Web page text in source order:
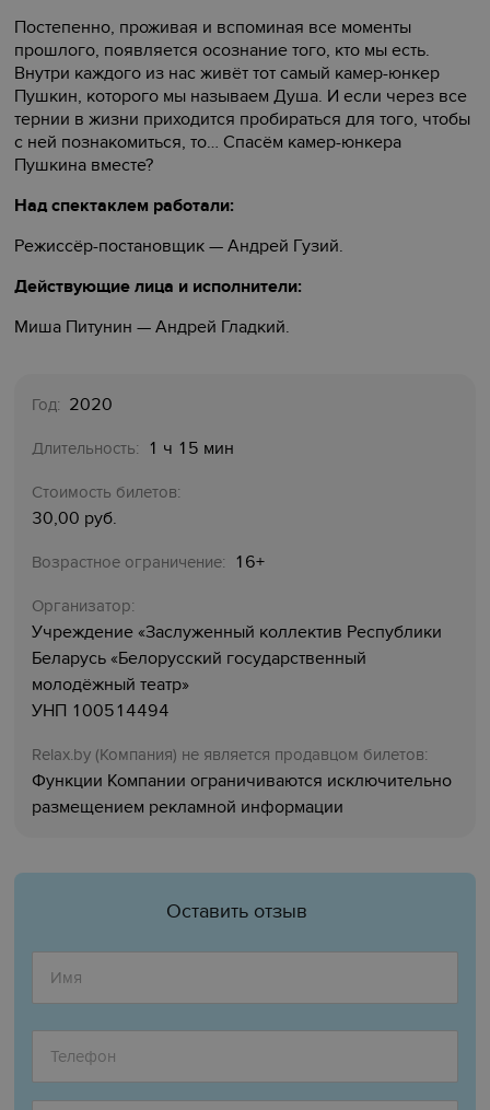
Постепенно, проживая и вспоминая все моменты
прошлого, появляется осознание того, кто мы есть.
Внутри каждого из нас живёт тот самый камер-юнкер
Пушкин, которого мы называем Душа. И если через все
тернии в жизни приходится пробираться для того, чтобы
с ней познакомиться, то… Спасём камер-юнкера
Пушкина вместе?
Над спектаклем работали:
Режиссёр-постановщик — Андрей Гузий.
Действующие лица и исполнители:
Миша Питунин — Андрей Гладкий.
Год: 2020
Длительность: 1 ч 15 мин
Стоимость билетов:
30,00 руб.
Возрастное ограничение: 16+
Организатор:
Учреждение «Заслуженный коллектив Республики
Беларусь «Белорусский государственный
молодёжный театр»
УНП 100514494
Relaх.by (Компания) не является продавцом билетов:
Функции Компании ограничиваются исключительно
размещением рекламной информации
Оставить отзыв